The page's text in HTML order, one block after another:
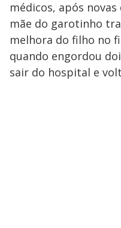
médicos, após
mãe do garotinho
melhora do filho no
quando engordou
sair do hospital e